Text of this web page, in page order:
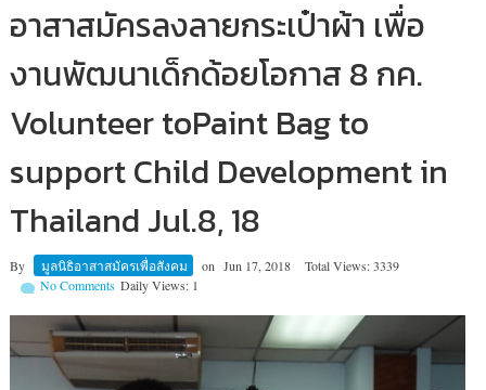
อาสาสมัครลงลายกระเป๋าผ้า เพื่อ
งานพัฒนาเด็กด้อยโอกาส 8 กค.
Volunteer toPaint Bag to
support Child Development in
Thailand Jul.8, 18
By มูลนิธิอาสาสมัครเพื่อสังคม on Jun 17, 2018
Total Views: 3339
Daily Views: 1
No Comments